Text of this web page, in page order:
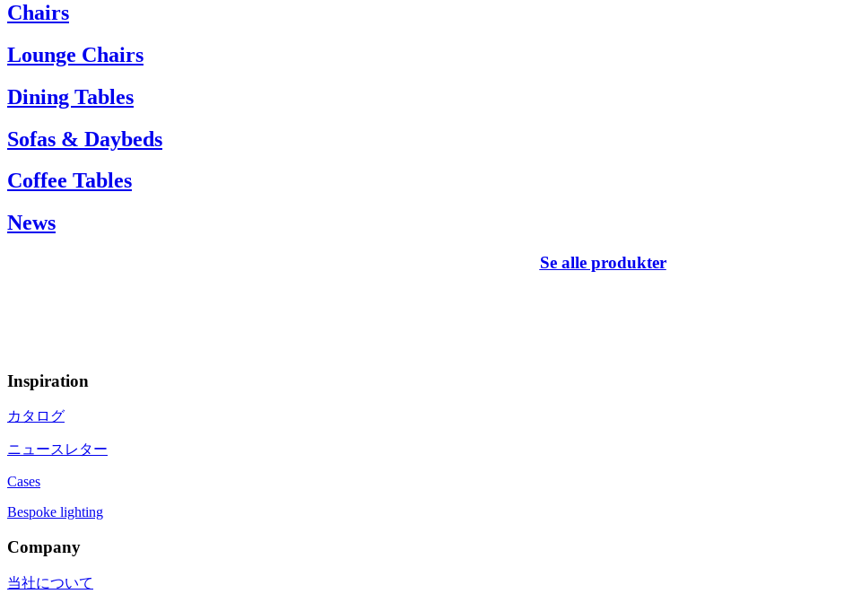
info@carlhansen.dk
Chairs
Lounge Chairs
Dining Tables
Sofas & Daybeds
Coffee Tables
News
Se alle produkter
Inspiration
カタログ
ニュースレター
Cases
Bespoke lighting
Company
当社について